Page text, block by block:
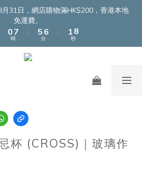
31日，網店購物滿HK$200，香港本地
免運費。
2
0
9
8
7
6
0
時
:
7
6
5
4
8
6
5
分
:
3
1
0
9
7
6
秒
杯 (CROSS)｜玻璃作